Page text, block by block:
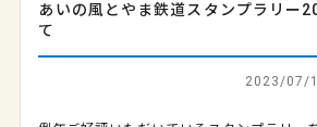
あいの風とやま鉄道スタンプラリー
て
2023/07/